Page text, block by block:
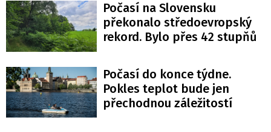
Počasí na Slovensku
překonalo středoevropský
rekord. Bylo přes 42 stupňů
Počasí do konce týdne.
Pokles teplot bude jen
přechodnou záležitostí